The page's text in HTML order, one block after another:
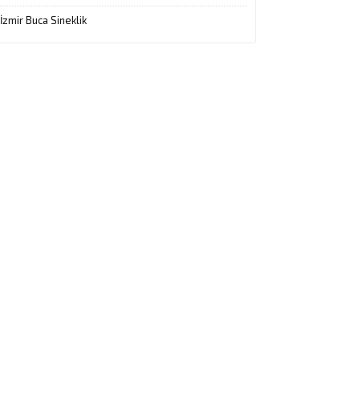
İzmir Buca Sineklik